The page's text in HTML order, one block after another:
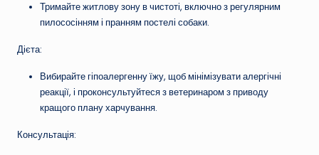
Тримайте житлову зону в чистоті, включно з регулярним
пилососінням і пранням постелі собаки.
Дієта:
Вибирайте гіпоалергенну їжу, щоб мінімізувати алергічні
реакції, і проконсультуйтеся з ветеринаром з приводу
кращого плану харчування.
Консультація: